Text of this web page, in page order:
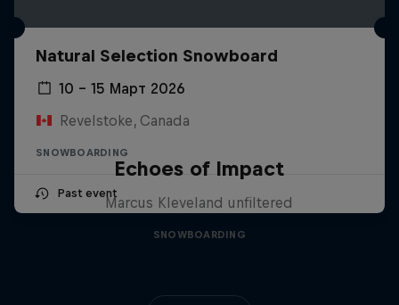
Natural Selection Snowboard
10 – 15 Март 2026
Revelstoke, Canada
SNOWBOARDING
Past event
Echoes of Impact
Marcus Kleveland unfiltered
SNOWBOARDING